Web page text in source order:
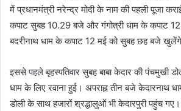
में प्रधानमंत्री नरेन्द्र मोदी के नाम की पहली पूजा
कपाट सुबह 10.29 बजे और गंगोत्री धाम के कपाट
बदरीनाथ धाम के कपाट 12 मई को सुबह छह बजे
इससे पहले बृहस्पतिवार सुबह बाबा केदार की पंचमुखी
धाम के लिए रवाना हुई। अपराह्न तीन बजे केदारनाथ
डोली के साथ हजारों श्रद्धालुओं भी केदारपुरी पहुंच